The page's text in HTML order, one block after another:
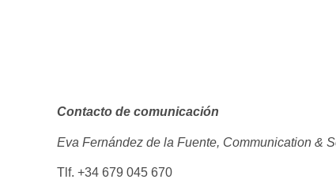
Contacto de comunicación
Eva Fernández de la Fuente, Communication &
Tlf. +34 679 045 670